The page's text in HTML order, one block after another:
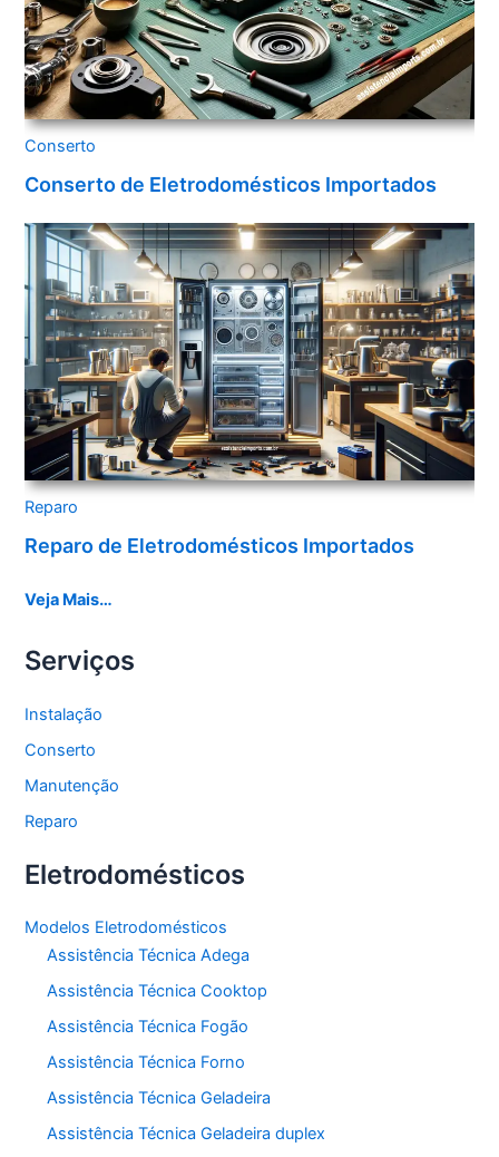
Conserto
Conserto de Eletrodomésticos Importados
Reparo
Reparo de Eletrodomésticos Importados
Veja Mais…
Serviços
Instalação
Conserto
Manutenção
Reparo
Eletrodomésticos
Modelos Eletrodomésticos
Assistência Técnica Adega
Assistência Técnica Cooktop
Assistência Técnica Fogão
Assistência Técnica Forno
Assistência Técnica Geladeira
Assistência Técnica Geladeira duplex